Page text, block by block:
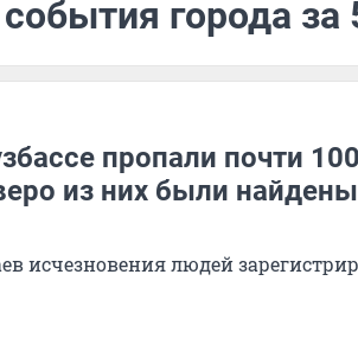
города за
пропали почти 100
из них были найдены
исчезновения людей